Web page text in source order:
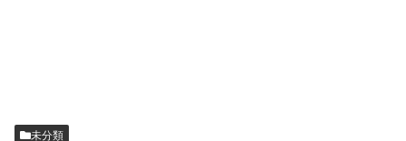
未分類